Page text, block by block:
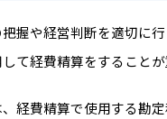
握や経営判断を適切に
て経費精算をすることが
経費精算で使用する勘